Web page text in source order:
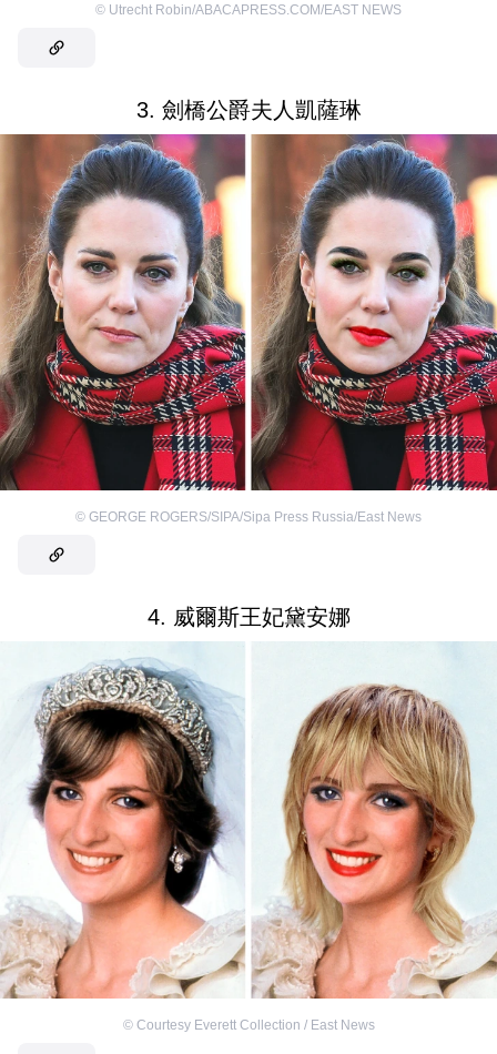
© Utrecht Robin/ABACAPRESS.COM/EAST NEWS
3. 劍橋公爵夫人凱薩琳
© GEORGE ROGERS/SIPA/Sipa Press Russia/East News
4. 威爾斯王妃黛安娜
© Courtesy Everett Collection / East News